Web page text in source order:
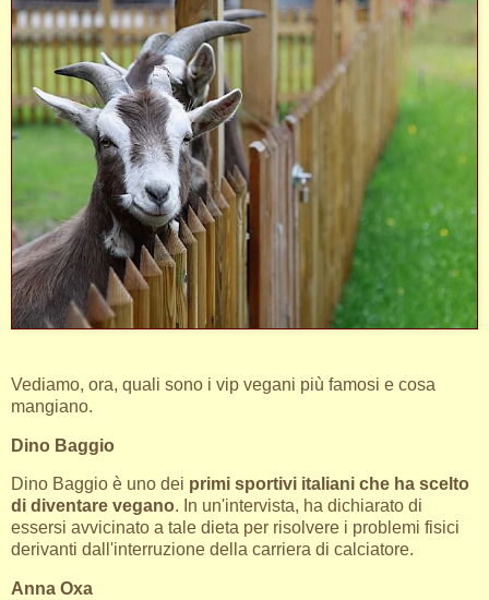
Vediamo, ora, quali sono i vip vegani più famosi e cosa
mangiano.
Dino Baggio
Dino Baggio è uno dei primi sportivi italiani che ha scelto
di diventare vegano. In un'intervista, ha dichiarato di
essersi avvicinato a tale dieta per risolvere i problemi fisici
derivanti dall'interruzione della carriera di calciatore.
Anna Oxa